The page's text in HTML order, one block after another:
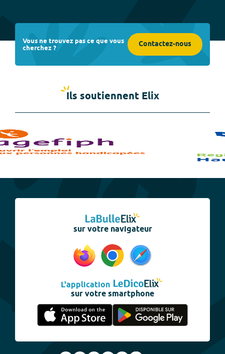
Vous ne trouvez pas ce que vous
cherchez ? Contactez-nous
Ils soutiennent Elix
sur votre navigateur
L'application
sur votre smartphone